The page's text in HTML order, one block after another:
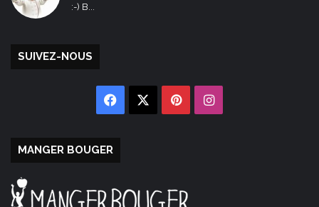
:-) B...
SUIVEZ-NOUS
Facebook PinterestInstagram
MANGER BOUGER